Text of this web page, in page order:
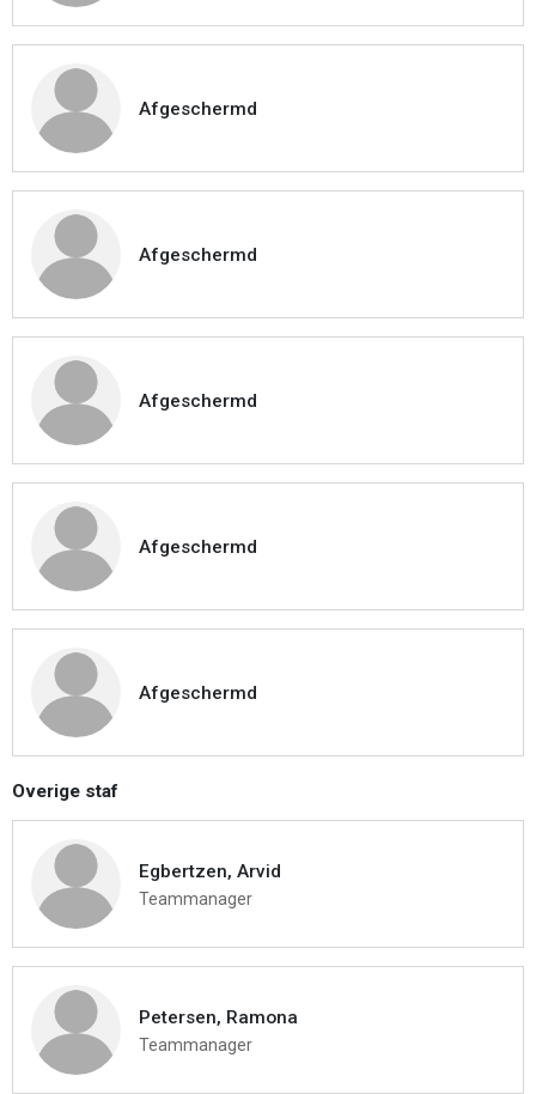
Afgeschermd
Afgeschermd
Afgeschermd
Afgeschermd
Afgeschermd
Overige staf
Egbertzen, Arvid
Teammanager
Petersen, Ramona
Teammanager